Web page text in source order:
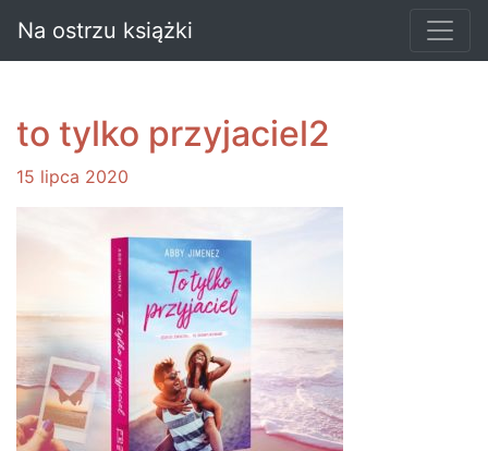
Na ostrzu książki
to tylko przyjaciel2
15 lipca 2020